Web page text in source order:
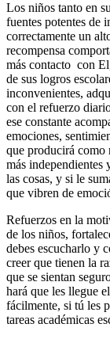
Los niños tanto en
fuentes potentes de
correctamente un
recompensa
más contacto con
de sus logros
inconvenientes,
con el refuerzo
ese constante
emociones,
que producirá como
más independientes
las cosas, y si le
que vibren de
Refuerzos en la
de los niños,
debes escucharlo y
creer que tienen la
que se sientan
hará que les llegue
fácilmente, si tú les
tareas académicas